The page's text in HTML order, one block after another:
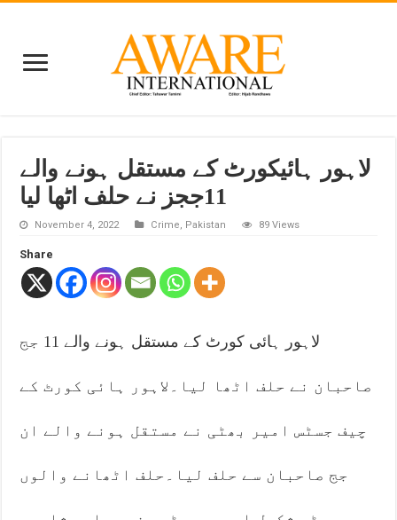
لاہور ہائیکورٹ کے مستقل ہونے والے
11ججز نے حلف اٹھا لیا
November 4, 2022 Crime, Pakistan 89 Views
Share
لاہور ہائی کورٹ کے مستقل ہونے والے 11 جج
صاحبان نے حلف اٹھا لیا۔لاہور ہائی کورٹ کے
چیف جسٹس امیر بھٹی نے مستقل ہونے والے ان
جج صاحبان سے حلف لیا۔حلف اٹھانے والوں